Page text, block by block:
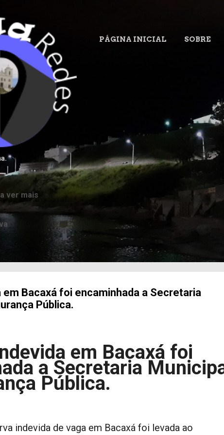
PÁGINA INICIAL SOBRE
ver mais
em Bacaxá foi encaminhada a Secretaria
Pública.
em Bacaxá foi
a Secretaria
Pública.
indevida de vaga em Bacaxá foi levada ao